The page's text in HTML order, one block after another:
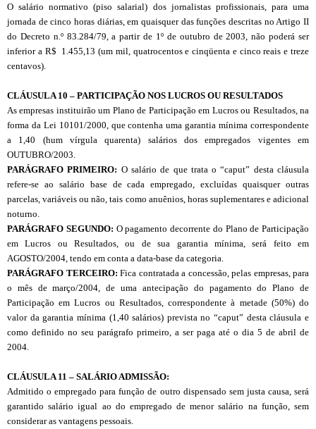
O salário normativo (piso salarial) dos jornalistas profissionais, para uma
jornada de cinco horas diárias, em quaisquer das funções descritas no Artigo II
do Decreto n.º 83.284/79, a partir de 1º de outubro de 2003, não poderá ser
inferior a R$ 1.455,13 (um mil, quatrocentos e cinqüenta e cinco reais e treze
centavos).
CLÁUSULA 10 – PARTICIPAÇÃO NOS LUCROS OU RESULTADOS
As empresas instituirão um Plano de Participação em Lucros ou Resultados, na
forma da Lei 10101/2000, que contenha uma garantia mínima correspondente
a 1,40 (hum vírgula quarenta) salários dos empregados vigentes em
OUTUBRO/2003.
PARÁGRAFO PRIMEIRO: O salário de que trata o “caput” desta cláusula
refere-se ao salário base de cada empregado, excluídas quaisquer outras
parcelas, variáveis ou não, tais como anuênios, horas suplementares e adicional
noturno.
PARÁGRAFO SEGUNDO: O pagamento decorrente do Plano de Participação
em Lucros ou Resultados, ou de sua garantia mínima, será feito em
AGOSTO/2004, tendo em conta a data-base da categoria.
PARÁGRAFO TERCEIRO: Fica contratada a concessão, pelas empresas, para
o mês de março/2004, de uma antecipação do pagamento do Plano de
Participação em Lucros ou Resultados, correspondente à metade (50%) do
valor da garantia mínima (1,40 salários) prevista no “caput” desta cláusula e
como definido no seu parágrafo primeiro, a ser paga até o dia 5 de abril de
2004.
CLÁUSULA 11 – SALÁRIO ADMISSÃO:
Admitido o empregado para função de outro dispensado sem justa causa, será
garantido salário igual ao do empregado de menor salário na função, sem
considerar as vantagens pessoais.